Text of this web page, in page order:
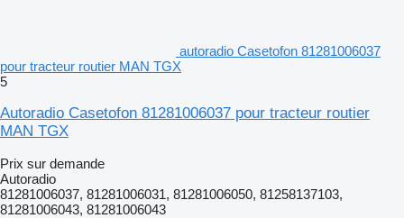
autoradio Casetofon 81281006037
pour tracteur routier MAN TGX
5
Autoradio Casetofon 81281006037 pour tracteur routier
MAN TGX
Prix sur demande
Autoradio
81281006037, 81281006031, 81281006050, 81258137103,
81281006043, 81281006043